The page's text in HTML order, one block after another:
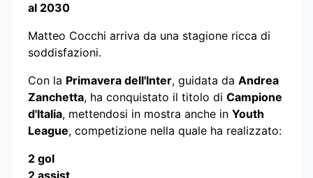
al 2030
Matteo Cocchi arriva da una stagione ricca di
soddisfazioni.
Con la Primavera dell'Inter, guidata da Andrea
Zanchetta, ha conquistato il titolo di Campione
d'Italia, mettendosi in mostra anche in Youth
League, competizione nella quale ha realizzato:
2 gol
2 assist